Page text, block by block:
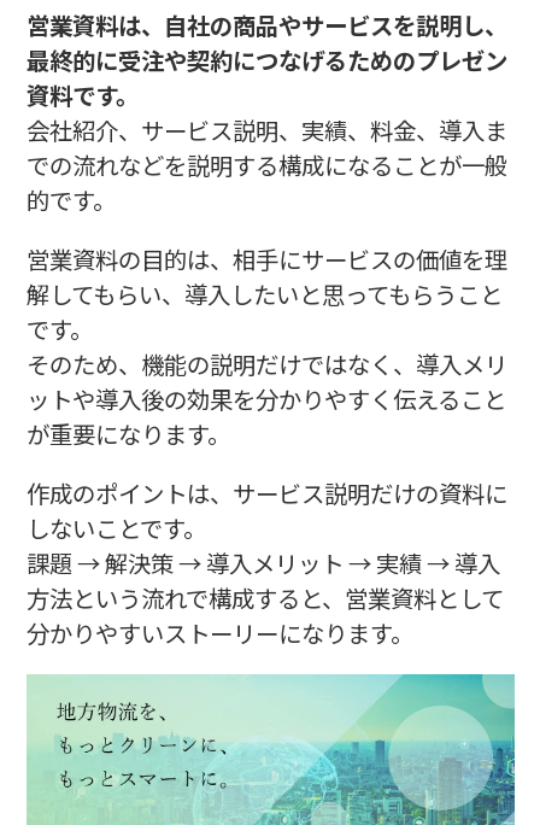
営業資料は、自社の商品やサービスを説明し、
最終的に受注や契約につなげるためのプレゼン
資料です。
会社紹介、サービス説明、実績、料金、導入ま
での流れなどを説明する構成になることが一般
的です。
営業資料の目的は、相手にサービスの価値を理
解してもらい、導入したいと思ってもらうこと
です。
そのため、機能の説明だけではなく、導入メリ
ットや導入後の効果を分かりやすく伝えること
が重要になります。
作成のポイントは、サービス説明だけの資料に
しないことです。
課題 → 解決策 → 導入メリット → 実績 → 導入
方法という流れで構成すると、営業資料として
分かりやすいストーリーになります。